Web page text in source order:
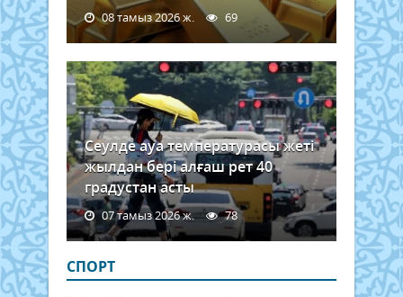
08 тамыз 2026 ж. 69
Сеулде ауа температурасы жеті
жылдан бері алғаш рет 40
градустан асты
07 тамыз 2026 ж. 78
СПОРТ